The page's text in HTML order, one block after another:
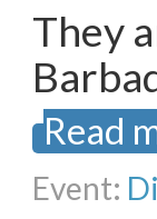
They
Read
Event: